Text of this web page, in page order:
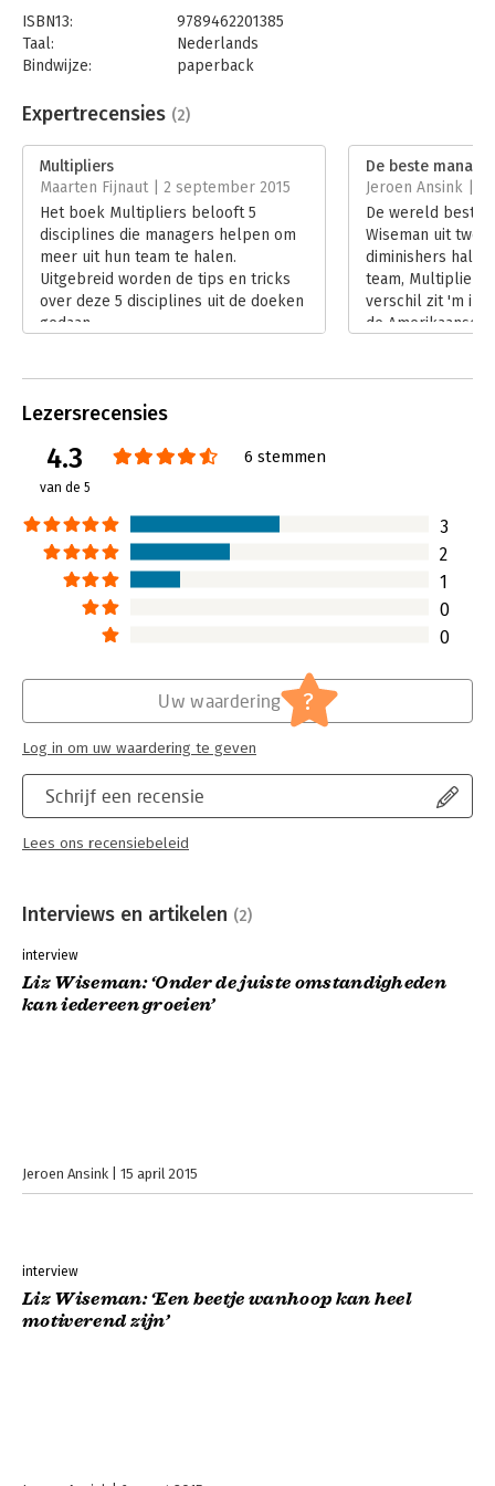
ISBN13:
9789462201385
Taal:
Nederlands
Bindwijze:
paperback
Uitgever:
Boom
Verschijningsdatum:
Hoofdrubriek: Leiderschap
Expertrecensies (2)
Multipliers
Maarten Fijnaut | 2 september 2015
Het boek Multipliers belooft 5
disciplines die managers helpen om
meer uit hun team te halen.
Uitgebreid worden de tips en tricks
over deze 5 disciplines uit de doeken
gedaan.
De beste
Jeroen Ansink | 5
De wereld
Wiseman uit
diminishers
team, Multipliers
verschil zit 'm in
de Amerikaanse
Lezersrecensies
4.3
van de 5
6 stemmen
3
2
1
0
0
Schrijf een recensie
Lees ons recensiebeleid
Uw waardering ?
Log in om uw waardering te geven
Interviews en artikelen (2)
interview
Liz Wiseman: ‘Onder de juiste omstandigheden
kan iedereen groeien’
Jeroen Ansink 15 april 2015
interview
Liz Wiseman: ‘Een beetje wanhoop kan heel
motiverend zijn’